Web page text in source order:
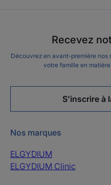
Recevez
Découvrez en avant-première
votre famille en
S'inscrire à
Nos marques
ELGYDIUM
ELGYDIUM Clinic